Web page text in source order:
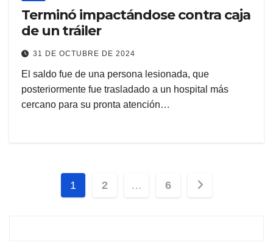
Terminó impactándose contra caja
de un tráiler
31 DE OCTUBRE DE 2024
El saldo fue de una persona lesionada, que
posteriormente fue trasladado a un hospital más
cercano para su pronta atención…
Paginación
1 2 … 6